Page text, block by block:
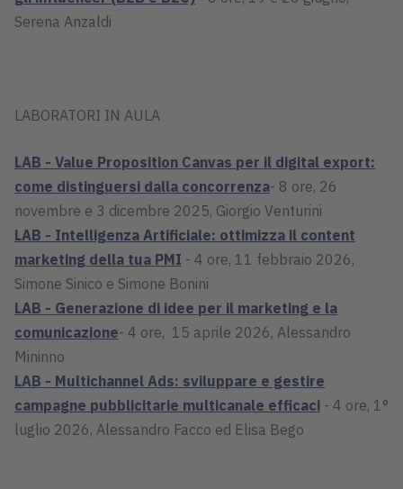
Serena Anzaldi
LABORATORI IN AULA
LAB - Value Proposition Canvas per il digital export:
come distinguersi dalla concorrenza- 8 ore, 26
novembre e 3 dicembre 2025, Giorgio Venturini
LAB - Intelligenza Artificiale: ottimizza il content
marketing della tua PMI - 4 ore, 11 febbraio 2026,
Simone Sinico e Simone Bonini
LAB - Generazione di idee per il marketing e la
comunicazione- 4 ore, 15 aprile 2026, Alessandro
Mininno
LAB - Multichannel Ads: sviluppare e gestire
campagne pubblicitarie multicanale efficaci - 4 ore, 1°
luglio 2026, Alessandro Facco ed Elisa Bego